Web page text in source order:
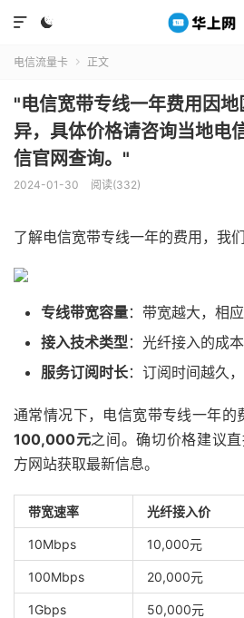


电信流量卡  正文
"电信宽带专线一年费用因
异，具体价格请咨询当地电
信官网查询。"
2024-01-30 阅读(332)
了解电信宽带专线一年的费用，我
专线带宽容量：带宽越大，相应
接入技术类型：光纤接入的成
服务订阅时长：订阅时间越久
通常情况下，电信宽带专线一年的
100,000元之间。确切价格建议
方网站获取最新信息。
带宽速率 光纤接入价
10Mbps 10,000元
100Mbps 20,000元
1Gbps 50,000元